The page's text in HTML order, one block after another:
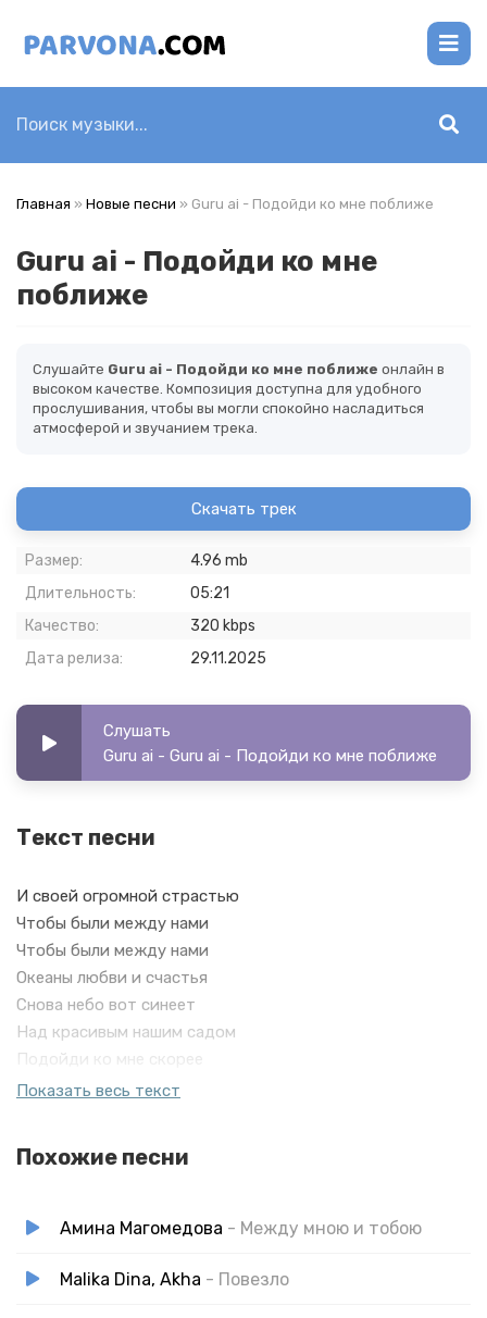
Главная » Новые песни » Guru ai - Подойди ко мне поближе
Guru ai - Подойди ко мне
поближе
Слушайте Guru ai - Подойди ко мне поближе онлайн в
высоком качестве. Композиция доступна для удобного
прослушивания, чтобы вы могли спокойно насладиться
атмосферой и звучанием трека.
Скачать трек
Размер:
4.96 mb
Длительность:
05:21
Качество:
320 kbps
Дата релиза:
29.11.2025
Слушать
Guru ai - Guru ai - Подойди ко мне поближе
Текст песни
И своей огромной страстью
Чтобы были между нами
Чтобы были между нами
Океаны любви и счастья
Снова небо вот синеет
Над красивым нашим садом
Подойди ко мне скорее
И присядь со мною рядом, обними меня сильнее, своим
Показать весь текст
Похожие песни
Амина Магомедова - Между мною и тобою
Malika Dina, Akha - Повезло